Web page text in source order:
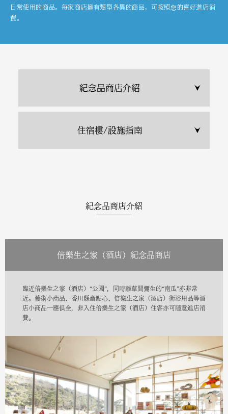
日常使用的商品。每家商店擁有類型各異的商品，可按照您的喜好進店消
費。
紀念品商店介紹
住宿樓/設施指南
紀念品商店介紹
倍樂生之家（酒店）紀念品商店
臨近倍樂生之家（酒店）“公園”，同時離草間彌生的“南瓜”亦非常
近。藝術小商品、香川縣產點心、倍樂生之家（酒店）衛浴用品等酒
店小商品一應俱全，非入住倍樂生之家（酒店）住客亦可隨意進店消
費。